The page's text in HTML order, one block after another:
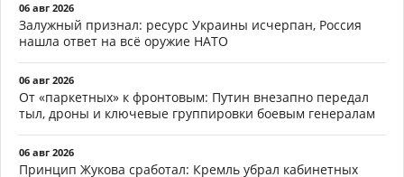
06 авг 2026
Залужный признал: ресурс Украины исчерпан, Россия
нашла ответ на всё оружие НАТО
06 авг 2026
От «паркетных» к фронтовым: Путин внезапно передал
тыл, дроны и ключевые группировки боевым генералам
06 авг 2026
Принцип Жукова сработал: Кремль убрал кабинетных